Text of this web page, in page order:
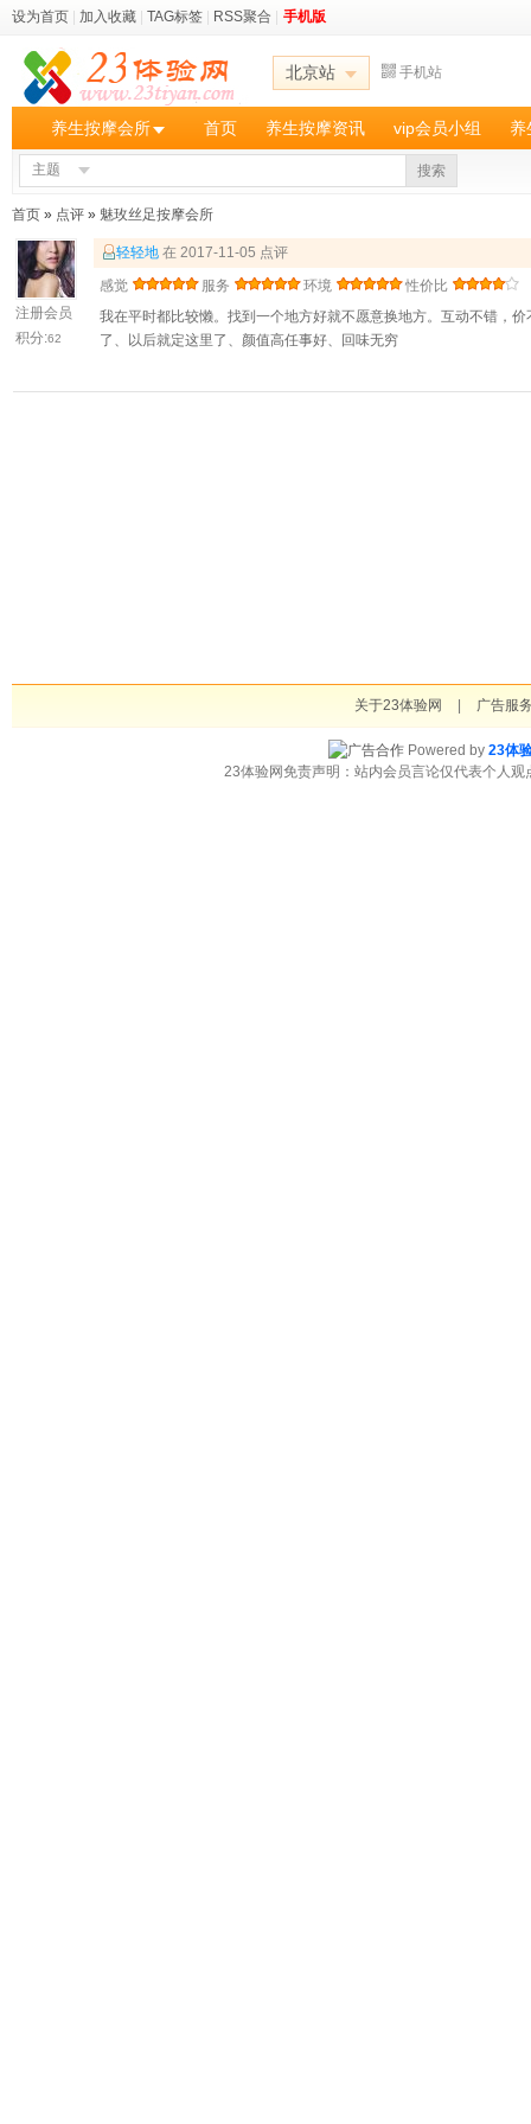
设为首页 加入收藏 TAG标签 RSS聚合 手机版
北京站 手机站
养生按摩会所 首页 养生按摩资讯 vip会员小组 养
主题 搜索
首页 » 点评 » 魅玫丝足按摩会所
注册会员
积分:62
轻轻地 在 2017-11-05 点评
感觉
服务 环境
性价比
我在平时都比较懒。找到一个地方好就不愿意换地方。互动不错，
了、以后就定这里了、颜值高任事好、回味无穷
关于23体验网 广告服
Powered by 23体
23体验网免责声明：站内会员言论仅代表个人